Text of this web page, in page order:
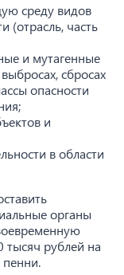
среду видов
(отрасль, часть
и мутагенные
сбросах
опасности
и
в области
органы
рублей на